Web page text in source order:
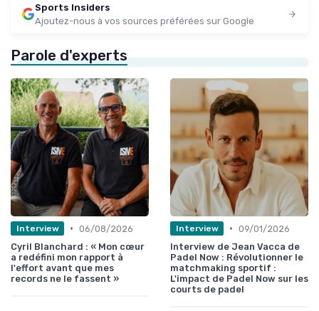
Sports Insiders
Ajoutez-nous à vos sources préférées sur Google
Parole d'experts
Interview • 06/08/2026
Cyril Blanchard : « Mon cœur
a redéfini mon rapport à
l'effort avant que mes
records ne le fassent »
Interview • 09/01/2026
Interview de Jean Vacca de
Padel Now : Révolutionner le
matchmaking sportif :
L'impact de Padel Now sur les
courts de padel